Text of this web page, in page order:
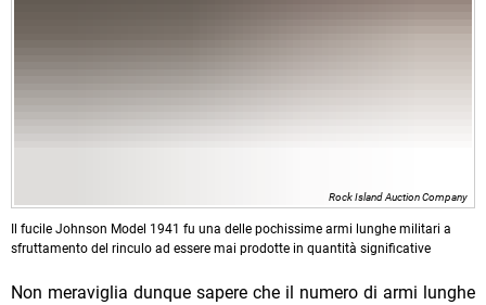
Rock Island Auction Company
Il fucile Johnson Model 1941 fu una delle pochissime armi lunghe militari a
sfruttamento del rinculo ad essere mai prodotte in quantità significative
Non meraviglia dunque sapere che il numero di armi lunghe